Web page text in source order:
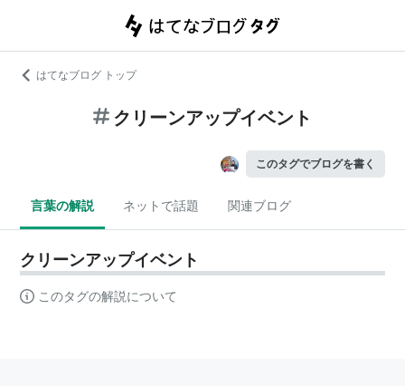
はてなブログ トップ
クリーンアップイベント
このタグでブログを書く
言葉の解説 ネットで話題 関連ブログ
クリーンアップイベント
このタグの解説について